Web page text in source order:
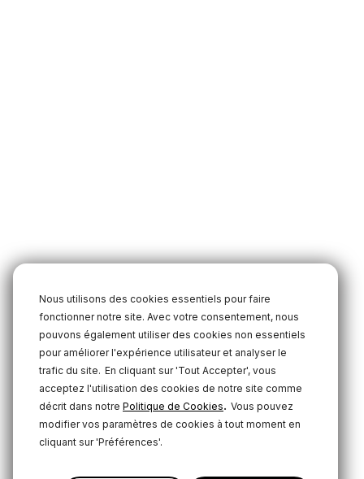
Nous utilisons des cookies essentiels pour faire
fonctionner notre site. Avec votre consentement, nous
pouvons également utiliser des cookies non essentiels
pour améliorer l'expérience utilisateur et analyser le
trafic du site. En cliquant sur 'Tout Accepter', vous
acceptez l'utilisation des cookies de notre site comme
décrit dans notre Politique de Cookies. Vous pouvez
modifier vos paramètres de cookies à tout moment en
cliquant sur 'Préférences'.